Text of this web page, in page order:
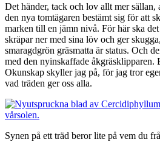
Det händer, tack och lov allt mer sällan,
den nya tomtägaren bestämt sig för att
marken till en jämn nivå. För här ska
skräpar ner med sina löv och ger
smaragdgrön gräsmatta är status. Och
med den nyinskaffade åkgräsklipparen.
Okunskap skyller jag på, för jag tror
vad träden ger oss alla.
Synen på ett träd beror lite på vem du